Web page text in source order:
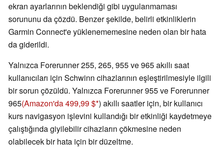
ekran ayarlarının beklendiği gibi uygulanmaması
sorununu da çözdü. Benzer şekilde, belirli etkinliklerin
Garmin Connect'e yüklenememesine neden olan bir hata
da giderildi.
Yalnızca Forerunner 255, 265, 955 ve 965 akıllı saat
kullanıcıları için Schwinn cihazlarının eşleştirilmesiyle ilgili
bir sorun çözüldü. Yalnızca Forerunner 955 ve Forerunner
965(Amazon'da 499,99 $ ) akıllı saatler için, bir kullanıcı
kurs navigasyon işlevini kullandığı bir etkinliği kaydetmeye
çalıştığında giyilebilir cihazların çökmesine neden
olabilecek bir hata için bir düzeltme.